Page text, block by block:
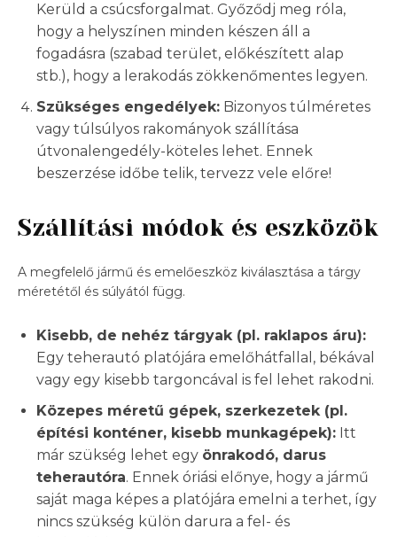
Kerüld a csúcsforgalmat. Győződj meg róla,
hogy a helyszínen minden készen áll a
fogadásra (szabad terület, előkészített alap
stb.), hogy a lerakodás zökkenőmentes legyen.
Szükséges engedélyek: Bizonyos túlméretes
vagy túlsúlyos rakományok szállítása
útvonalengedély-köteles lehet. Ennek
beszerzése időbe telik, tervezz vele előre!
Szállítási módok és eszközök
A megfelelő jármű és emelőeszköz kiválasztása a tárgy
méretétől és súlyától függ.
Kisebb, de nehéz tárgyak (pl. raklapos áru):
Egy teherautó platójára emelőhátfallal, békával
vagy egy kisebb targoncával is fel lehet rakodni.
Közepes méretű gépek, szerkezetek (pl.
építési konténer, kisebb munkagépek): Itt
már szükség lehet egy önrakodó, darus
teherautóra. Ennek óriási előnye, hogy a jármű
saját maga képes a platójára emelni a terhet, így
nincs szükség külön darura a fel- és